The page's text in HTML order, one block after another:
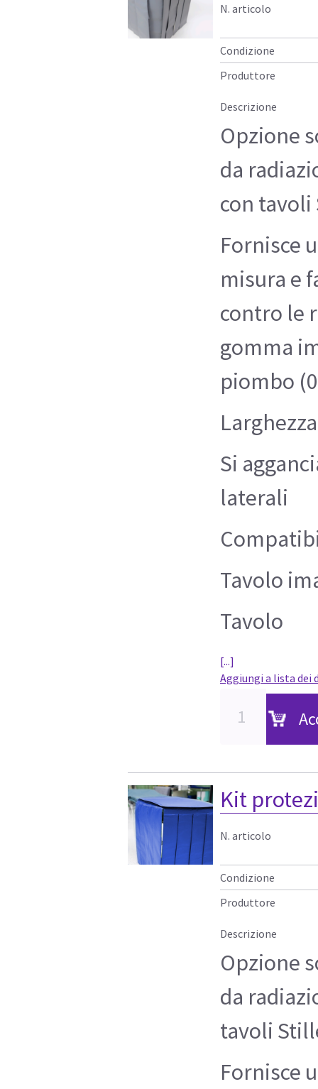
N. articolo
Condizione
Produttore
Descrizione
Opzione
da
con
Fornisce
misura e
contro le
gomma
piombo
Si
laterali
Tavolo
Tavolo
[...]
Aggiungi a lista dei
Kit
N. articolo
Condizione
Produttore
Descrizione
Opzione
da
tavoli
Fornisce